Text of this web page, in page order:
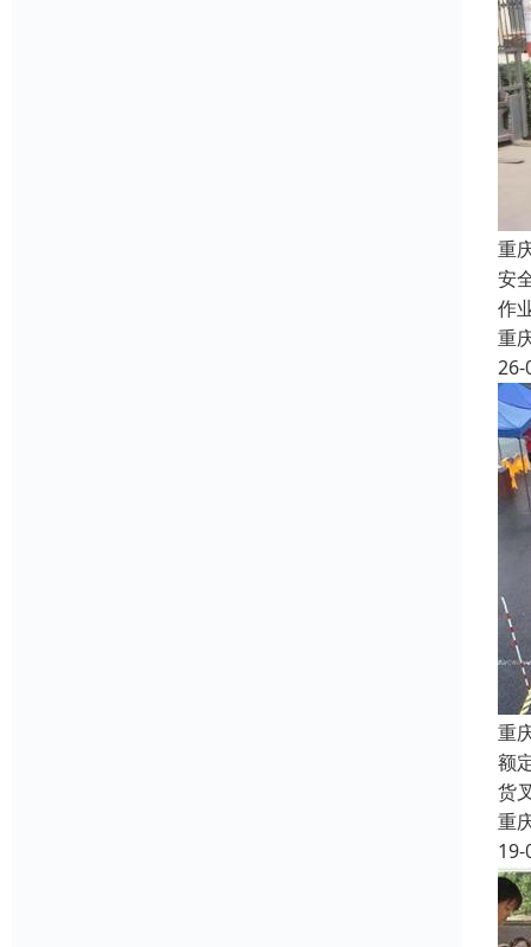
重
安
作
重
26-
重
额
货
重
19-